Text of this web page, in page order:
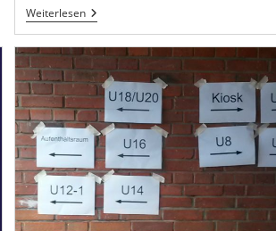
WeiterlesenHamburger
Blitzmeister